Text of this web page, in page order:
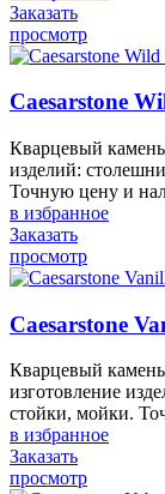
Заказать
просмотр
Caesarstone
Кварцевый
изделий:
Точную цену и
в избранное
Заказать
просмотр
Caesarstone
Кварцевый
изготовление
стойки, мойки.
в избранное
Заказать
просмотр